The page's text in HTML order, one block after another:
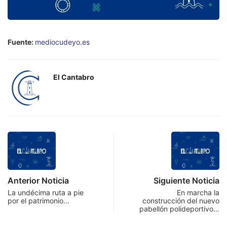
Fuente: mediocudeyo.es
El Cantabro
Anterior Noticia
La undécima ruta a pie
por el patrimonio…
Siguiente Noticia
En marcha la
construcción del nuevo
pabellón polideportivo…